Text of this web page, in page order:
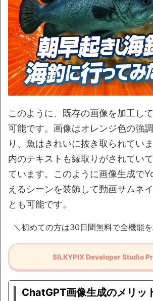
このように、既存の画像を加工し
可能です。画像はオレンジ色の強
り、魚はきれいに抜き取られてい
内のテキストも縁取りがされてい
ています。このように画像生成で
えるシーンを装飾して動画サムネ
とも可能です。
＼初めての方は30日間無料で全機能
SILKYPIX Developer Studio
ChatGPT画像生成のメリッ